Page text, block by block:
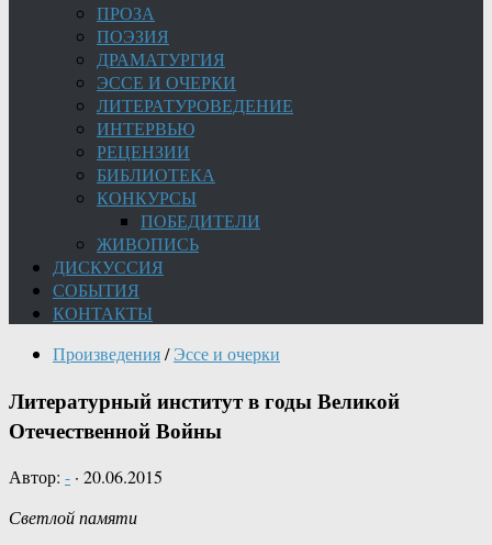
ПРОЗА
ПОЭЗИЯ
ДРАМАТУРГИЯ
ЭССЕ И ОЧЕРКИ
ЛИТЕРАТУРОВЕДЕНИЕ
ИНТЕРВЬЮ
РЕЦЕНЗИИ
БИБЛИОТЕКА
КОНКУРСЫ
ПОБЕДИТЕЛИ
ЖИВОПИСЬ
ДИСКУССИЯ
СОБЫТИЯ
КОНТАКТЫ
Произведения/ Эссе и очерки
Литературный институт в годы Великой
Отечественной Войны
Автор: - · 20.06.2015
Светлой памяти